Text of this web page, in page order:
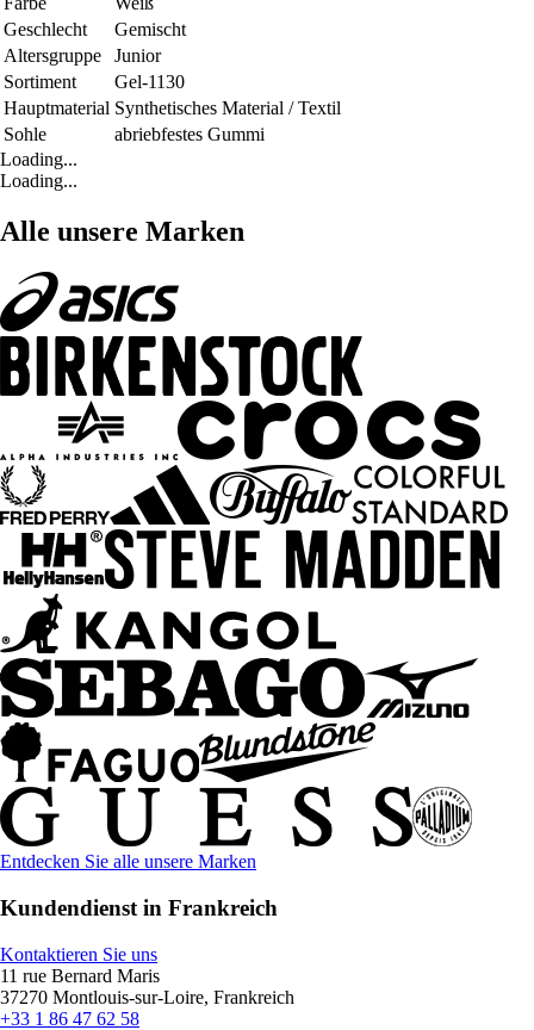
Geschlecht
Gemischt
Altersgruppe
Junior
Sortiment
Gel-1130
Hauptmaterial Synthetisches Material / Textil
Sohle
abriebfestes Gummi
Loading...
Loading...
Alle unsere Marken
Entdecken Sie alle unsere Marken
Kundendienst in Frankreich
Kontaktieren Sie uns
11 rue Bernard Maris
37270 Montlouis-sur-Loire, Frankreich
+33 1 86 47 62 58